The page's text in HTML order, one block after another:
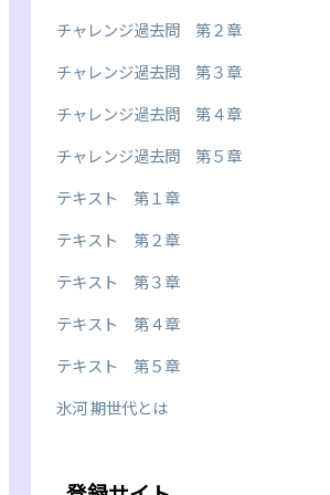
チャレンジ過去問 第２章
チャレンジ過去問 第３章
チャレンジ過去問 第４章
チャレンジ過去問 第５章
テキスト 第１章
テキスト 第２章
テキスト 第３章
テキスト 第４章
テキスト 第５章
氷河 期世代とは